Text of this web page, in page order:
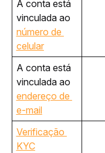
A conta está
número de
celular
A conta está
endereço de
e-mail
Verificação
KYC